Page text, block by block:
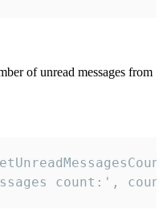
of unread messages from
count:',